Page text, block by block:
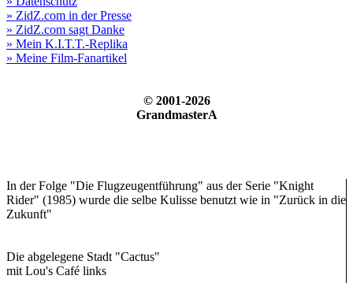
» ZidZ.com in der Presse
» ZidZ.com sagt Danke
» Mein K.I.T.T.-Replika
» Meine Film-Fanartikel
© 2001-2026
GrandmasterA
In der Folge "Die Flugzeugentführung" aus der Serie "Knight
Rider" (1985) wurde die selbe Kulisse benutzt wie in "Zurück in die
Zukunft"
Die abgelegene Stadt "Cactus"
mit Lou's Café links